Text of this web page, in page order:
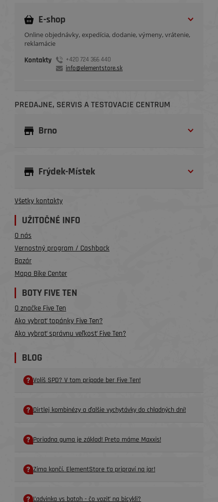
E-shop
Online objednávky, expedícia, dodanie, výmeny, vrátenie,
reklamácie
Kontakty
+420 724 366 440
info@elementstore.sk
PREDAJNE, SERVIS A TESTOVACIE CENTRUM
Brno
Frýdek-Místek
Všetky kontakty
UŽITOČNÉ INFO
O nás
Vernostný program / Cashback
Bazár
Mapa Bike Center
BOTY FIVE TEN
O značke Five Ten
Ako vybrať topánky Five Ten?
Ako vybrať správnu veľkosť Five Ten?
BLOG
Volíš SPD? V tom prípade ber Five Ten!
Dirtlej kombinézy a ďalšie vychytávky do chladných dní!
Poriadna guma je základ! Preto máme Maxxis!
Zima končí. ElementStore ťa pripraví na jar!
Ľadvinka vs batoh - čo voziť na bicykli?